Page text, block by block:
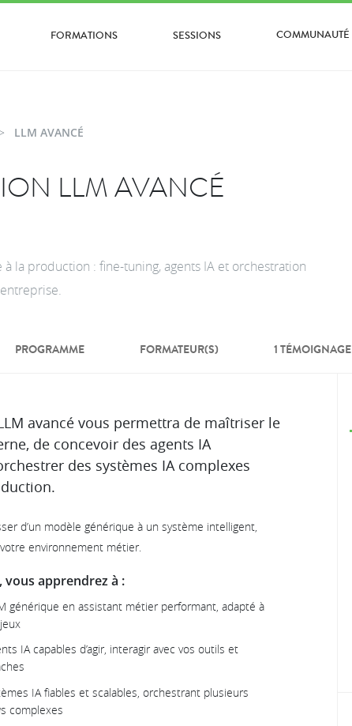
FORMATIONS SESSIONS COMMUNAUTÉ
LLM AVANCÉ
LLM AVANCÉ
à la production : fine-tuning, agents IA et orchestration
PROGRAMME FORMATEUR(S) 1 TÉMOIGNAGE
avancé vous permettra de maîtriser le
de concevoir des agents IA
des systèmes IA complexes
d’un modèle générique à un système intelligent,
environnement métier.
vous apprendrez à :
générique en assistant métier performant, adapté à
IA capables d’agir, interagir avec vos outils et
IA fiables et scalables, orchestrant plusieurs
complexes